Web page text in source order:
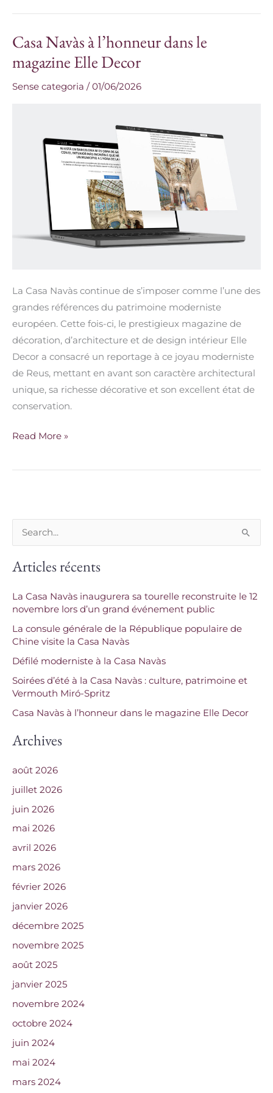
Casa Navàs à l’honneur dans le
magazine Elle Decor
Sense categoria /01/06/2026
La Casa Navàs continue de s’imposer comme l’une des
grandes références du patrimoine moderniste
européen. Cette fois-ci, le prestigieux magazine de
décoration, d’architecture et de design intérieur Elle
Decor a consacré un reportage à ce joyau moderniste
de Reus, mettant en avant son caractère architectural
unique, sa richesse décorative et son excellent état de
conservation.
Casa
l’honneur
magazine
Read More »
c
e
r
c
h
e
r
Articles récents
La Casa Navàs inaugurera sa tourelle reconstruite le 12
novembre lors d’un grand événement public
La consule générale de la République populaire de
Chine visite la Casa Navàs
Défilé moderniste à la Casa Navàs
Soirées d’été à la Casa Navàs : culture, patrimoine et
Vermouth Miró-Spritz
Casa Navàs à l’honneur dans le magazine Elle Decor
Archives
août 2026
juillet 2026
juin 2026
mai 2026
avril 2026
mars 2026
février 2026
janvier 2026
décembre 2025
novembre 2025
août 2025
janvier 2025
novembre 2024
octobre 2024
juin 2024
mai 2024
mars 2024